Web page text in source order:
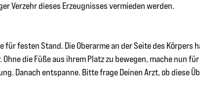
Verzehr dieses Erzeugnisses vermieden werden.
festen Stand. Die Oberarme an der Seite des Körpers
die Füße aus ihrem Platz zu bewegen, mache nun
Danach entspanne. Bitte frage Deinen Arzt, ob diese